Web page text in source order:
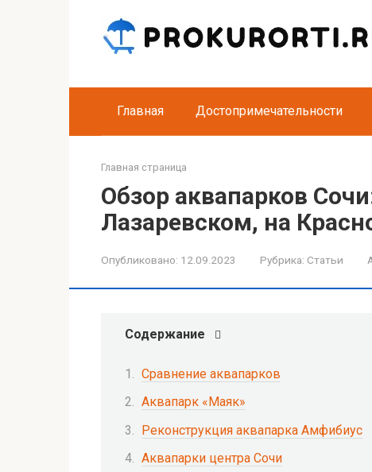
Главная Достопримечательности
Главная страница
Обзор аквапарков
Лазаревском, на
Опубликовано: 12.09.2023 Рубрика: Статьи
Содержание
Сравнение аквапарков
Аквапарк «Маяк»
Реконструкция аквапарка Амфибиус
Аквапарки центра Сочи